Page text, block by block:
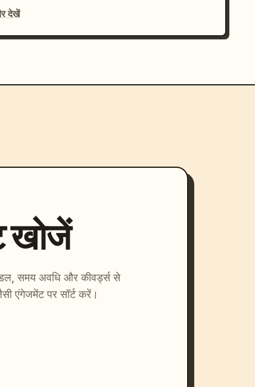
देखें
खोजें
समय अवधि और कीवर्ड्स से
एंगेजमेंट पर सॉर्ट करें।